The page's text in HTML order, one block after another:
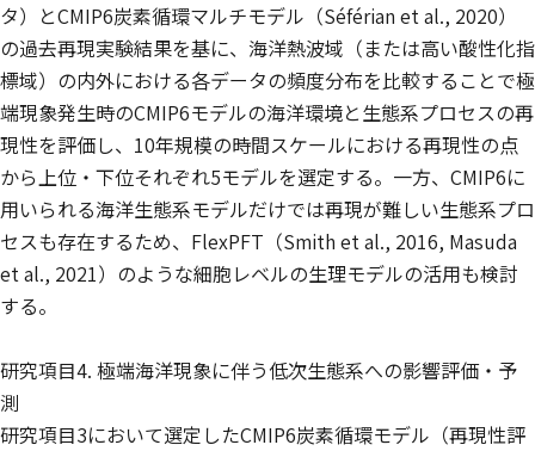
タ）とCMIP6炭素循環マルチモデル（Séférian et al., 2020）
の過去再現実験結果を基に、海洋熱波域（または高い酸性化指
標域）の内外における各データの頻度分布を比較することで極
端現象発生時のCMIP6モデルの海洋環境と生態系プロセスの再
現性を評価し、10年規模の時間スケールにおける再現性の点
から上位・下位それぞれ5モデルを選定する。一方、CMIP6に
用いられる海洋生態系モデルだけでは再現が難しい生態系プロ
セスも存在するため、FlexPFT（Smith et al., 2016, Masuda
et al., 2021）のような細胞レベルの生理モデルの活用も検討
する。
研究項目4. 極端海洋現象に伴う低次生態系への影響評価・予
測
研究項目3において選定したCMIP6炭素循環モデル（再現性評